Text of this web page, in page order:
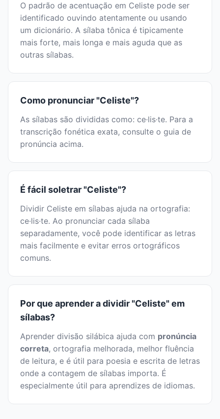
O padrão de acentuação em Celiste pode ser
identificado ouvindo atentamente ou usando
um dicionário. A sílaba tônica é tipicamente
mais forte, mais longa e mais aguda que as
outras sílabas.
Como pronunciar "Celiste"?
As sílabas são divididas como: ce·lis·te. Para a
transcrição fonética exata, consulte o guia de
pronúncia acima.
É fácil soletrar "Celiste"?
Dividir Celiste em sílabas ajuda na ortografia:
ce·lis·te. Ao pronunciar cada sílaba
separadamente, você pode identificar as letras
mais facilmente e evitar erros ortográficos
comuns.
Por que aprender a dividir "Celiste" em
sílabas?
Aprender divisão silábica ajuda com pronúncia
correta, ortografia melhorada, melhor fluência
de leitura, e é útil para poesia e escrita de letras
onde a contagem de sílabas importa. É
especialmente útil para aprendizes de idiomas.